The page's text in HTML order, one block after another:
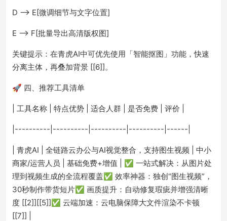
D --> E[微调细节与文字位置]
E --> F[批量导出高清版权图]
关键提示：在青虎AI中可优先使用「智能抠图」功能，快速
分离主体，再叠加背景 [[6]]。
🚀 四、推荐工具清单
| 工具名称 | 特点优势 | 适合人群 | 是否免费 | 评价 |
|----------|----------|----------|----------|------|
| 青虎AI | 全链路云办公与AI视觉整合，支持图生视频 | 中小
商家/运营人员 | 基础免费+增值 | ✅ 一站式解决：从图片处
理到视频生成的全流程覆盖✅ 效率神器：独创“图生视频”，
30秒制作带货短片✅ 画质提升：自动修复瑕疵并增强清晰
度 [[2]][[5]]✅ 云端加速：云电脑保障大文件渲染不卡顿
[[7]] |